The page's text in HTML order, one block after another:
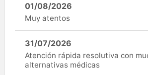
01/08/2026
Muy atentos
31/07/2026
Atención rápida resolutiva con
alternativas médicas